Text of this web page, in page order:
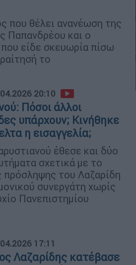
που θέλει ανανέωση της
Παπανδρέου και ο
είδε σκευωρία πίσω
το
20:10
Πόσοι άλλοι
υπάρχουν; Κινήθηκε
η εισαγγελία;
έθεσε και δύο
σχετικά με το
πρόσληψης του Λαζαρίδη
συνεργάτη χωρίς
Πανεπιστημίου
17:11
Λαζαρίδης κατέβασε